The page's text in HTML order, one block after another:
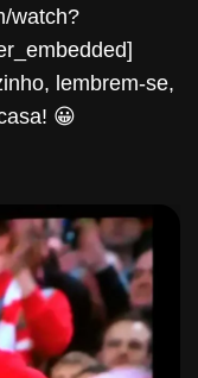
watch?
lembrem-se,
😀